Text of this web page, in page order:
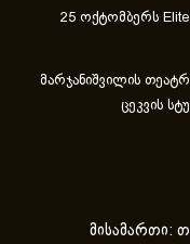
25 ოქტომბერს Elite
მარჯანიშვილის
ცეკვის
მისამართი: